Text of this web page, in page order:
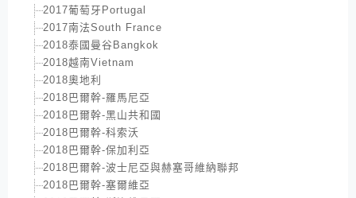
2017葡萄牙Portugal
2017南法South France
2018泰國曼谷Bangkok
2018越南Vietnam
2018奧地利
2018巴爾幹-羅馬尼亞
2018巴爾幹-黑山共和國
2018巴爾幹-科索沃
2018巴爾幹-保加利亞
2018巴爾幹-波士尼亞與赫塞哥維納聯邦
2018巴爾幹-塞爾維亞